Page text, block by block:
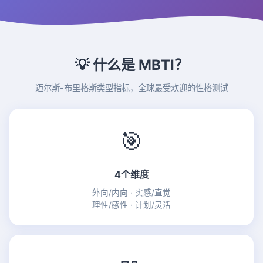
💡 什么是 MBTI？
迈尔斯-布里格斯类型指标，全球最受欢迎的性格测试
🎯
4个维度
外向/内向 · 实感/直觉
理性/感性 · 计划/灵活